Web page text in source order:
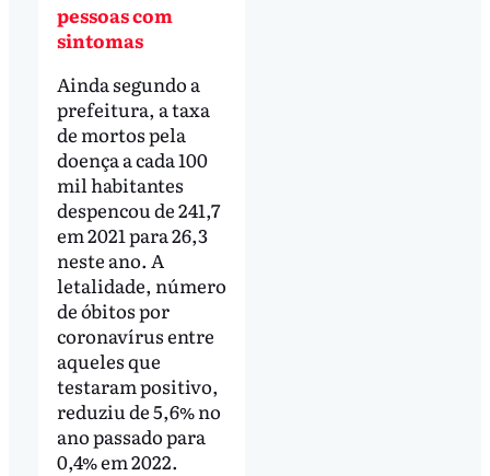
pessoas com
sintomas
Ainda segundo a
prefeitura, a taxa
de mortos pela
doença a cada 100
mil habitantes
despencou de 241,7
em 2021 para 26,3
neste ano. A
letalidade, número
de óbitos por
coronavírus entre
aqueles que
testaram positivo,
reduziu de 5,6% no
ano passado para
0,4% em 2022.